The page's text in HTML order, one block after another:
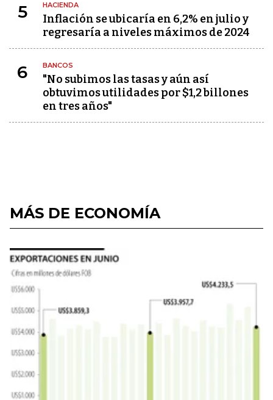
5 HACIENDA
Inflación se ubicaría en 6,2% en julio y
regresaría a niveles máximos de 2024
6 BANCOS
"No subimos las tasas y aún así
obtuvimos utilidades por $1,2 billones
en tres años"
MÁS DE ECONOMÍA